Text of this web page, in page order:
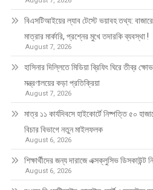
বিএসটিআইয়ের ল্যাব টেস্টে ভয়াবহ তথ্য: বাজারের
মাত্রার মার্কারি, প্রশ্নের মুখে তদারকি ব্যবস্থা !
August 7, 2026
হাসিনার দিল্লিতে মিডিয়া ব্রিফিং ঘিরে তীব্র
মন্ত্রণালয়ের কড়া প্রতিক্রিয়া
August 7, 2026
মাত্র ১১ কার্যদিবসে হাইকোর্টে নিষ্পত্তি ৫০
বিচার বিভাগে নতুন মাইলফলক
August 6, 2026
শিক্ষার্থীদের জন্য দারাজে এক্সক্লুসিভ
August 6, 2026